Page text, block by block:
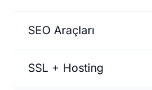
SEO Araçları
SSL + Hosting